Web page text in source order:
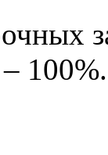
100%.